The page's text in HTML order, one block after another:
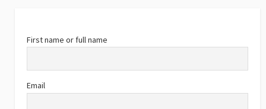
o
k
m b
e
First name or full name
Email